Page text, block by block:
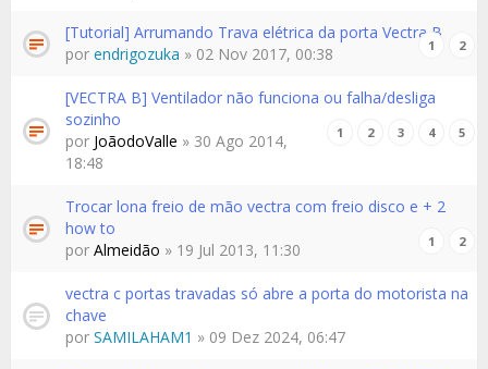
[Tutorial] Arrumando Trava elétrica da porta Vectra B
1 2
por endrigozuka » 02 Nov 2017, 00:38
[VECTRA B] Ventilador não funciona ou falha/desliga
sozinho
1 2 3 4 5
por JoãodoValle » 30 Ago 2014,
18:48
Trocar lona freio de mão vectra com freio disco e + 2
how to
1 2
por Almeidão » 19 Jul 2013, 11:30
vectra c portas travadas só abre a porta do motorista na
chave
por SAMILAHAM1 » 09 Dez 2024, 06:47